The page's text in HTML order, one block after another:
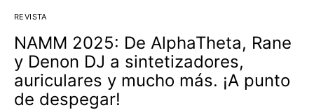
REVISTA
NAMM 2025: De AlphaTheta, Rane
y Denon DJ a sintetizadores,
auriculares y mucho más. ¡A punto
de despegar!